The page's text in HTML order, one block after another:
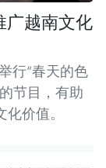
广越南文化
行“春天的色
节目，有助
价值。